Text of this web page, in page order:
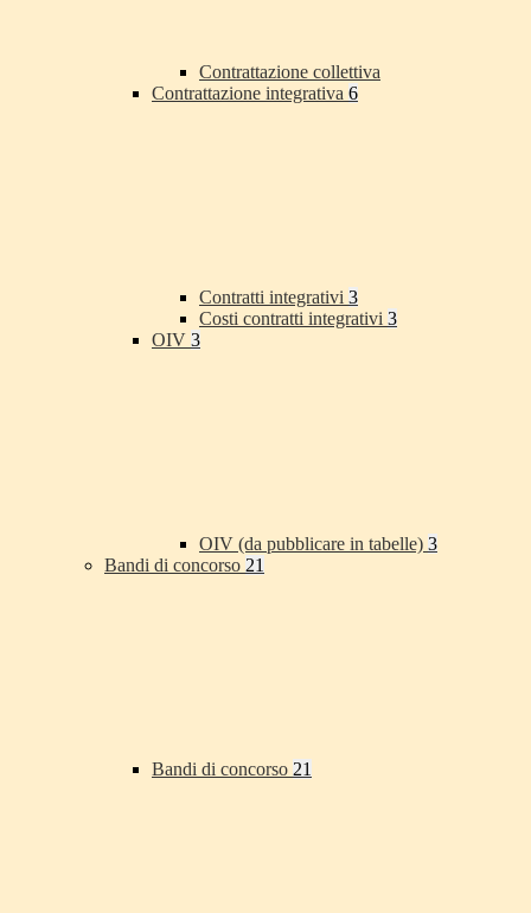
Contrattazione collettiva
Contrattazione integrativa 6
Contratti integrativi 3
Costi contratti integrativi 3
OIV 3
OIV (da pubblicare in tabelle) 3
Bandi di concorso 21
Bandi di concorso 21